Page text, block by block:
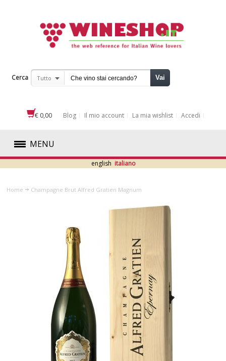
Cerca Tutto Vai
€ 0,00 Blog Il mio account La mia wishlist Accedi
MENU
ROSSI
BIANCHI
NON SOLO VINO
WINESHOP.IT
english italiano
Home Champagne Brut Alfred Gratien Magnum